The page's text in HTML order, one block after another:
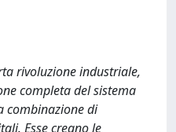
rivoluzione industriale,
completa del sistema
combinazione di
Esse creano le